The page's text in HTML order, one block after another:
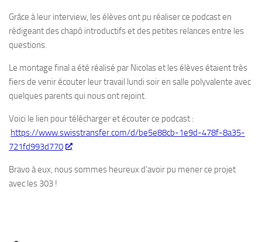
Grâce à leur interview, les élèves ont pu réaliser ce podcast en
rédigeant des chapô introductifs et des petites relances entre les
questions.
Le montage final a été réalisé par Nicolas et les élèves étaient très
fiers de venir écouter leur travail lundi soir en salle polyvalente avec
quelques parents qui nous ont rejoint.
Voici le lien pour télécharger et écouter ce podcast :
https://www.swisstransfer.com/d/be5e88cb-1e9d-478f-8a35-
721fd993d770
Bravo à eux, nous sommes heureux d’avoir pu mener ce projet
avec les 303 !